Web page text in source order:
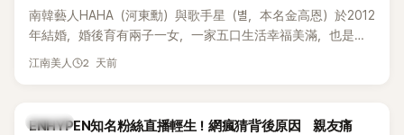
南韓藝人HAHA（河東勳）與歌手星（별，本名金高恩）於2012
年結婚，婚後育有兩子一女，一家五口生活幸福美滿，也是韓
國演藝圈公認的模範夫妻。近日，星首度公開當年決定嫁給
江南美人 2 天前
K-POP
ENHYPEN知名粉絲直播輕生！網瘋猜背後原因 親友痛